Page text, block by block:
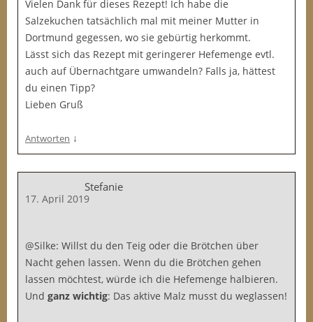
Vielen Dank für dieses Rezept! Ich habe die
Salzekuchen tatsächlich mal mit meiner Mutter in
Dortmund gegessen, wo sie gebürtig herkommt.
Lässt sich das Rezept mit geringerer Hefemenge evtl.
auch auf Übernachtgare umwandeln? Falls ja, hättest
du einen Tipp?
Lieben Gruß
Antworten ↓
Stefanie
17. April 2019
@Silke: Willst du den Teig oder die Brötchen über
Nacht gehen lassen. Wenn du die Brötchen gehen
lassen möchtest, würde ich die Hefemenge halbieren.
Und ganz wichtig: Das aktive Malz musst du weglassen!